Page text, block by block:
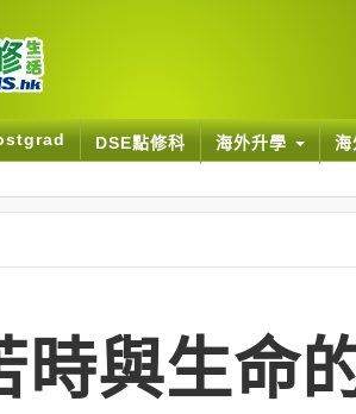
DSE點修科 海外升學
時與生命